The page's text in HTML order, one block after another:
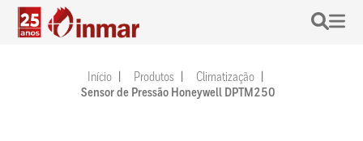
Início Produtos
Climatização
Sensor de Pressão Honeywell DPTM250